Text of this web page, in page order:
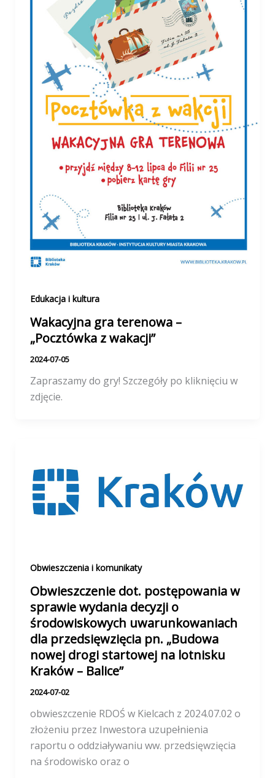
Edukacja i kultura
Wakacyjna gra terenowa –
„Pocztówka z wakacji”
2024-07-05
Zapraszamy do gry! Szczegóły po kliknięciu w
zdjęcie.
Obwieszczenia i komunikaty
Obwieszczenie dot. postępowania w
sprawie wydania decyzji o
środowiskowych uwarunkowaniach
dla przedsięwzięcia pn. „Budowa
nowej drogi startowej na lotnisku
Kraków – Balice”
2024-07-02
obwieszczenie RDOŚ w Kielcach z 2024.07.02 o
złożeniu przez Inwestora uzupełnienia
raportu o oddziaływaniu ww. przedsięwzięcia
na środowisko oraz o